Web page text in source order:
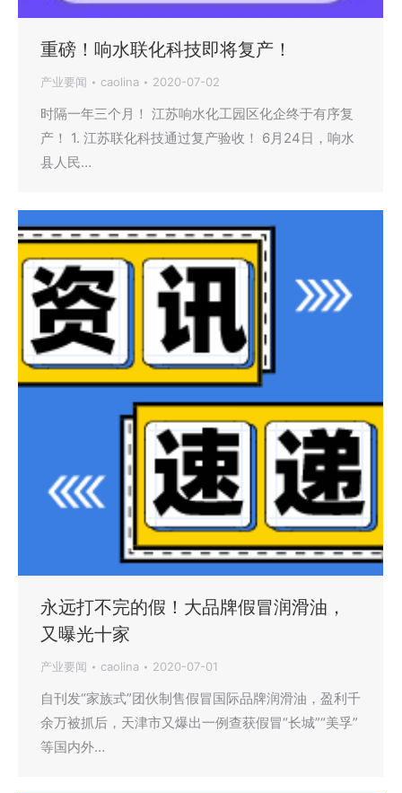
重磅！响水联化科技即将复产！
产业要闻 caolina 2020-07-02
时隔一年三个月！ 江苏响水化工园区化企终于有序复
产！ 1. 江苏联化科技通过复产验收！ 6月24日，响水
县人民…
永远打不完的假！大品牌假冒润滑油，
又曝光十家
产业要闻 caolina 2020-07-01
自刊发“家族式”团伙制售假冒国际品牌润滑油，盈利千
余万被抓后，天津市又爆出一例查获假冒“长城”“美孚”
等国内外…